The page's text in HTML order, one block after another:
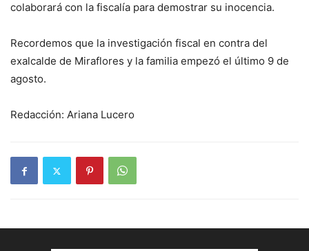
colaborará con la fiscalía para demostrar su inocencia.
Recordemos que la investigación fiscal en contra del
exalcalde de Miraflores y la familia empezó el último 9 de
agosto.
Redacción: Ariana Lucero